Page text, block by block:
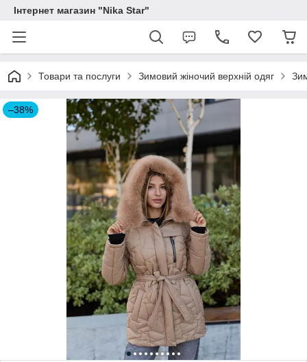
Інтернет магазин "Nika Star"
Товари та послуги Зимовий жіночий верхній одяг
–38%